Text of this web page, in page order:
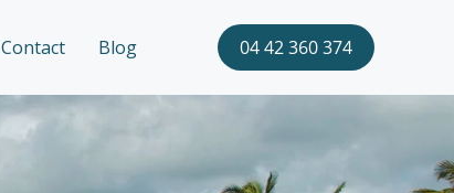
Contact Blog 04 42 360 374